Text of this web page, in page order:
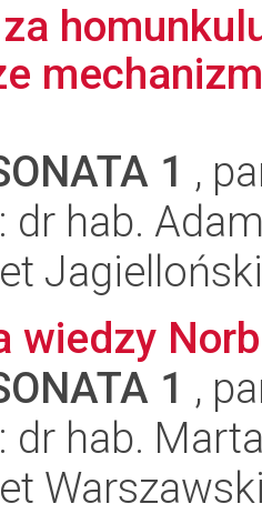
1 ,
dr hab.
wiedzy
1 ,
dr hab.